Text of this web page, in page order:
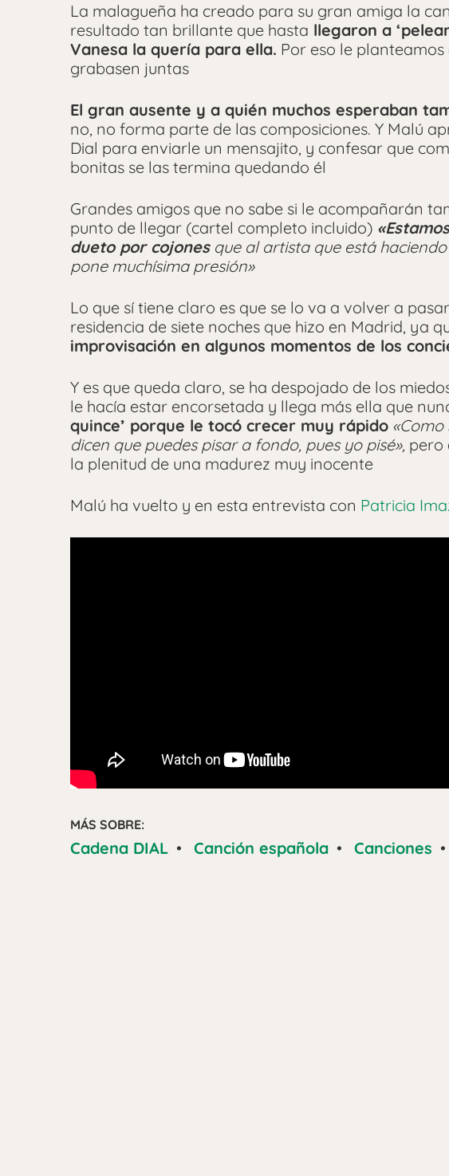
La malagueña ha creado para su gran amiga la
resultado tan brillante que hasta llegaron a
Vanesa la quería para ella. Por eso le
grabasen juntas
El gran ausente y a quién muchos esperaban
no, no forma parte de las composiciones. Y Malú
Dial para enviarle un mensajito, y confesar que
bonitas se las termina quedando él
Grandes amigos que no sabe si le acompañarán
punto de llegar (cartel completo incluido)
dueto por cojonesque al artista que está
pone muchísima presión»
Lo que sí tiene claro es que se lo va a volver a
residencia de siete noches que hizo en Madrid, ya
improvisación en algunos momentos de los
Y es que queda claro, se ha despojado de los
le hacía estar encorsetada y llega más ella que
quince’ porque le tocó crecer muy rápido
dicen que puedes pisar a fondo, pues yo pisé», pero
la plenitud de una madurez muy inocente
Malú ha vuelto y en esta entrevista con Patricia
MÁS SOBRE:
Cadena DIAL • Canción española • Canciones •